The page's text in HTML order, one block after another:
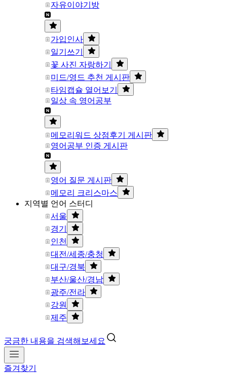
자유이야기방
가입인사
일기쓰기
꽃 사진 자랑하기
미드/영드 추천 게시판
타임캡슐 열어보기
일상 속 영어공부
메모리워드 상점후기 게시판
영어공부 인증 게시판
영어 질문 게시판
메모리 크리스마스
지역별 언어 스터디
서울
경기
인천
대전/세종/충청
대구/경북
부산/울산/경남
광주/전라
강원
제주
궁금한 내용을 검색해보세요
즐겨찾기